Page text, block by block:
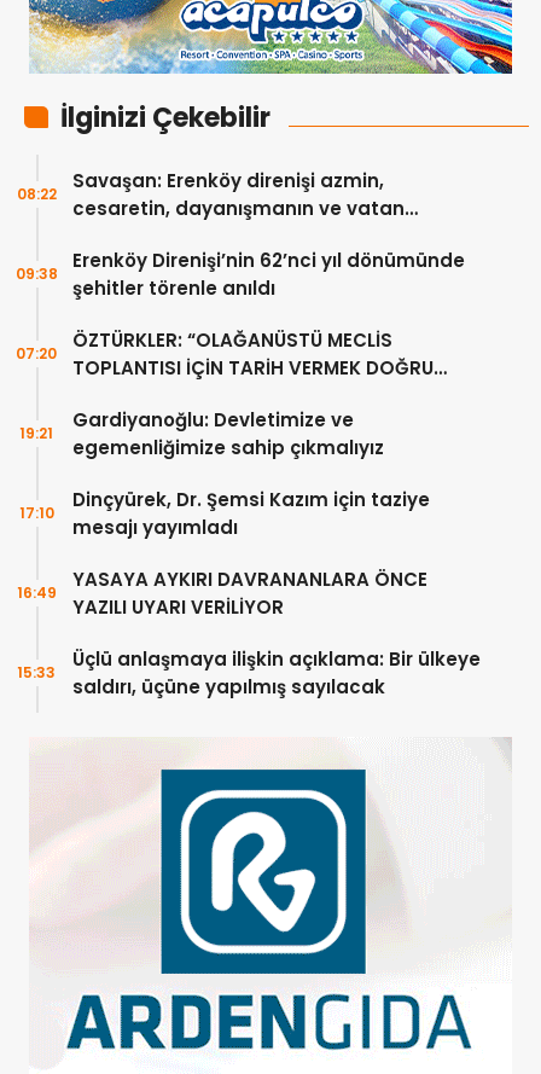
İlginizi Çekebilir
Savaşan: Erenköy direnişi azmin,
cesaretin, dayanışmanın ve vatan
08:22
Erenköy Direnişi’nin 62’nci yıl dönümünde
şehitler törenle anıldı
09:38
ÖZTÜRKLER: “OLAĞANÜSTÜ MECLİS
TOPLANTISI İÇİN TARİH VERMEK DOĞRU
07:20
Gardiyanoğlu: Devletimize ve
egemenliğimize sahip çıkmalıyız
19:21
Dinçyürek, Dr. Şemsi Kazım için taziye
mesajı yayımladı
17:10
YASAYA AYKIRI DAVRANANLARA ÖNCE
YAZILI UYARI VERİLİYOR
16:49
Üçlü anlaşmaya ilişkin açıklama: Bir ülkeye
saldırı, üçüne yapılmış sayılacak
15:33